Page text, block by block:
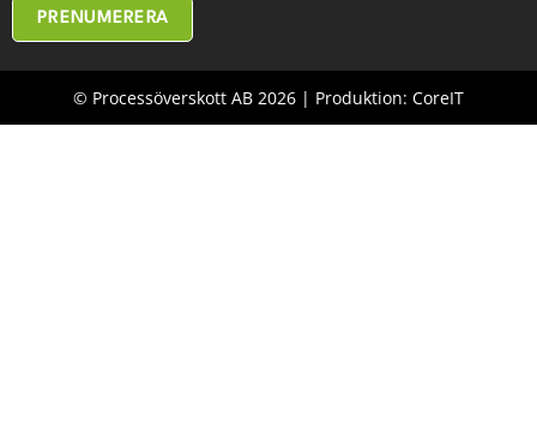
PRENUMERERA
© Processöverskott AB 2026 | Produktion: CoreIT